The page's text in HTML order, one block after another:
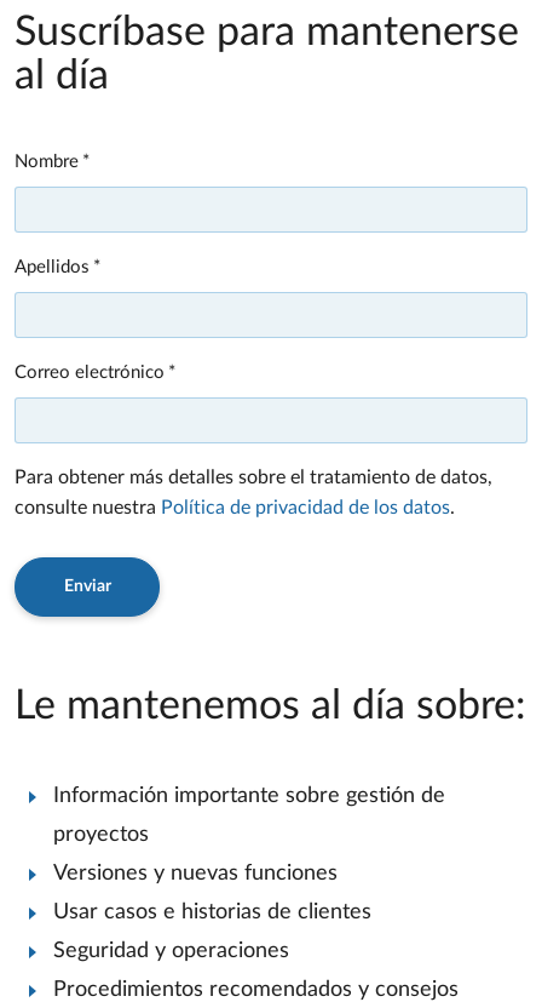
Suscríbase para mantenerse
al día
Nombre
Apellidos
Correo electrónico
Para obtener más detalles sobre el tratamiento de datos,
consulte nuestra Política de privacidad de los datos.
Enviar
Le mantenemos al día sobre:
Información importante sobre gestión de
proyectos
Versiones y nuevas funciones
Usar casos e historias de clientes
Seguridad y operaciones
Procedimientos recomendados y consejos